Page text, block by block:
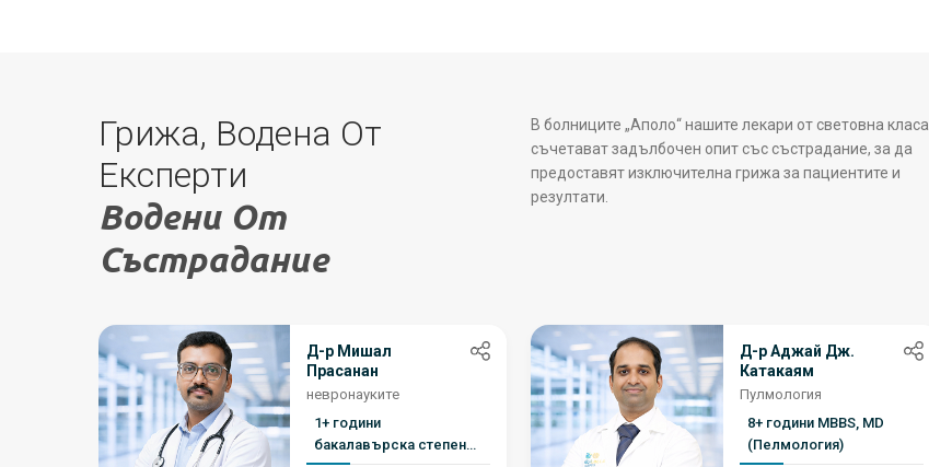
Грижа, Водена От
Експерти
Водени От
Състрадание
В болниците „Аполо“ нашите лекари от световна класа
съчетават задълбочен опит със състрадание, за да
предоставят изключителна грижа за пациентите и
резултати.
Д-р Мишал
Прасанан
невронауките
1+ години
бакалавърска степен
Д-р Аджай Дж.
Катакаям
Пулмология
8+ години MBBS, MD
(Пелмология)